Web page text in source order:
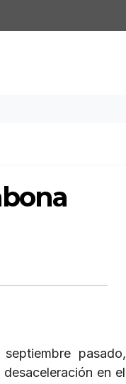
pasado,
en el